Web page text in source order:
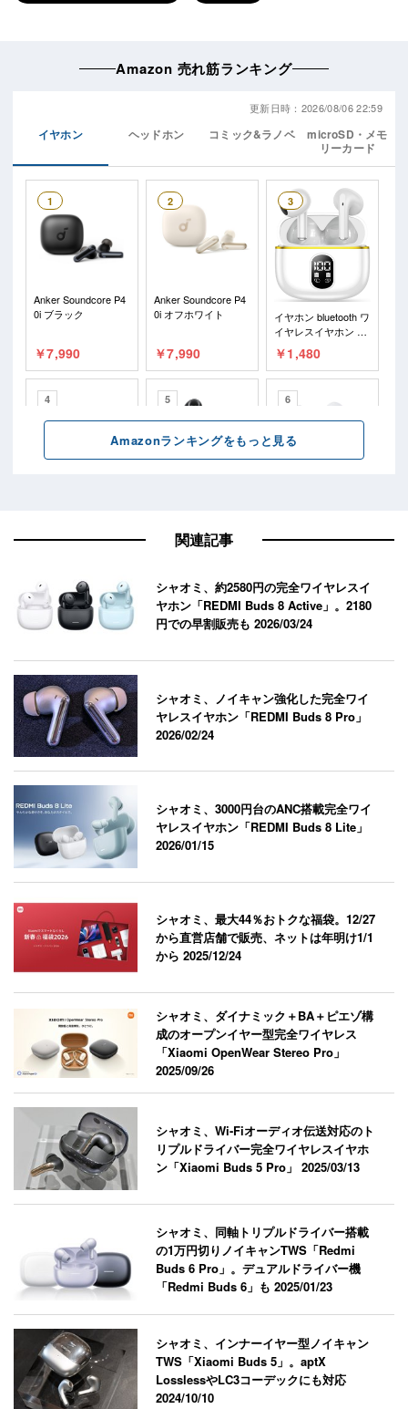
関連記事
シャオミ、約2580円の完全ワイヤレスイ
ヤホン「REDMI Buds 8 Active」。2180
円での早割販売も2026/03/24
シャオミ、ノイキャン強化した完全ワイ
ヤレスイヤホン「REDMI Buds 8 Pro」
2026/02/24
シャオミ、3000円台のANC搭載完全ワイ
ヤレスイヤホン「REDMI Buds 8 Lite」
2026/01/15
シャオミ、最大44％おトクな福袋。12/27
から直営店舗で販売、ネットは年明け1/1
から2025/12/24
シャオミ、ダイナミック＋BA＋ピエゾ構
成のオープンイヤー型完全ワイヤレス
「Xiaomi OpenWear Stereo Pro」
2025/09/26
シャオミ、Wi-Fiオーディオ伝送対応のト
リプルドライバー完全ワイヤレスイヤホ
ン「Xiaomi Buds 5 Pro」2025/03/13
シャオミ、同軸トリプルドライバー搭載
の1万円切りノイキャンTWS「Redmi
Buds 6 Pro」。デュアルドライバー機
「Redmi Buds 6」も2025/01/23
シャオミ、インナーイヤー型ノイキャン
TWS「Xiaomi Buds 5」。aptX
LosslessやLC3コーデックにも対応
2024/10/10